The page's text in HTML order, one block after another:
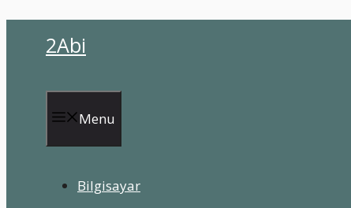
2Abi
Menu
Bilgisayar